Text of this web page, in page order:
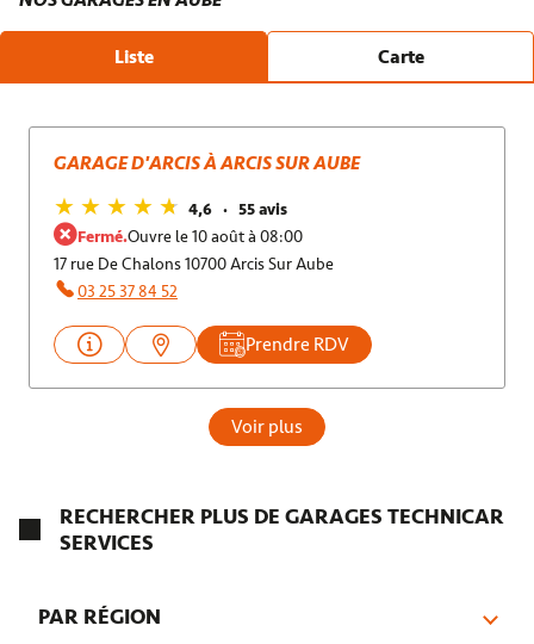
Liste Carte
GARAGE D'ARCIS À ARCIS SUR AUBE
4,6
55 avis
Fermé.Ouvre le 10 août à 08:00
17 rue De Chalons 10700 Arcis Sur Aube
03 25 37 84 52
Prendre RDV
Voir plus
RECHERCHER PLUS DE GARAGES TECHNICAR
SERVICES
PAR RÉGION